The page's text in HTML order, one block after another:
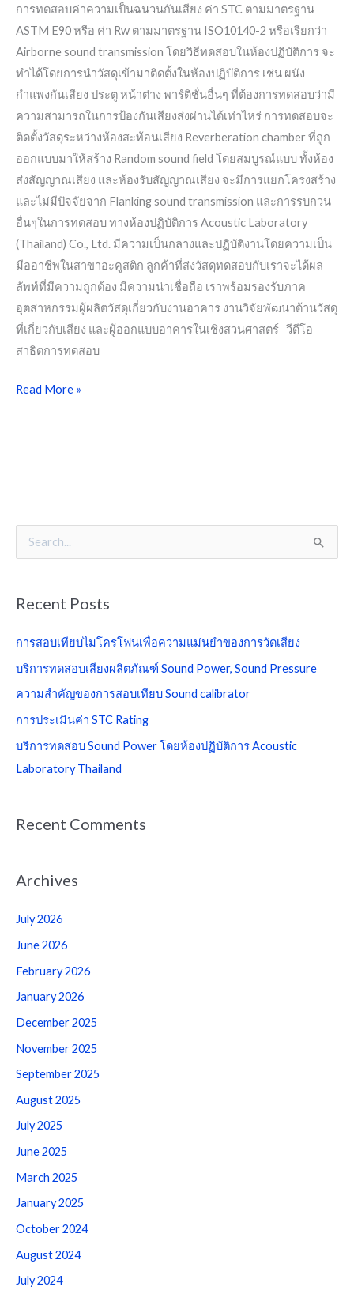
การทดสอบค่าความเป็นฉนวนกันเสียง ค่า STC ตามมาตรฐาน
ASTM E90 หรือ ค่า Rw ตามมาตรฐาน ISO10140-2 หรือเรียกว่า
Airborne sound transmission โดยวิธีทดสอบในห้องปฏิบัติการ จะ
ทำได้โดยการนำวัสดุเข้ามาติดตั้งในห้องปฏิบัติการ เช่น ผนัง
กำแพงกันเสียง ประตู หน้าต่าง พาร์ติชั่นอื่นๆ ที่ต้องการทดสอบว่ามี
ความสามารถในการป้องกันเสียงส่งผ่านได้เท่าไหร่ การทดสอบจะ
ติดตั้งวัสดุระหว่างห้องสะท้อนเสียง Reverberation chamber ที่ถูก
ออกแบบมาให้สร้าง Random sound field โดยสมบูรณ์แบบ ทั้งห้อง
ส่งสัญญาณเสียง และห้องรับสัญญาณเสียง จะมีการแยกโครงสร้าง
และไม่มีปัจจัยจาก Flanking sound transmission และการรบกวน
อื่นๆในการทดสอบ ทางห้องปฏิบัติการ Acoustic Laboratory
(Thailand) Co., Ltd. มีความเป็นกลางและปฏิบัติงานโดยความเป็น
มืออาชีพในสาขาอะคูสติก ลูกค้าที่ส่งวัสดุทดสอบกับเราจะได้ผล
ลัพท์ที่มีความถูกต้อง มีความน่าเชื่อถือ เราพร้อมรองรับภาค
อุตสาหกรรมผู้ผลิตวัสดุเกี่ยวกับงานอาคาร งานวิจัยพัฒนาด้านวัสดุ
ที่เกี่ยวกับเสียง และผู้ออกแบบอาคารในเชิงสวนศาสตร์ วีดีโอ
สาธิตการทดสอบ
Read More »
c
:
Recent Posts
การสอบเทียบไมโครโฟนเพื่อความแม่นยำของการวัดเสียง
บริการทดสอบเสียงผลิตภัณฑ์ Sound Power, Sound Pressure
ความสำคัญของการสอบเทียบ Sound calibrator
การประเมินค่า STC Rating
บริการทดสอบ Sound Power โดยห้องปฏิบัติการ Acoustic
Laboratory Thailand
Recent Comments
Archives
July 2026
June 2026
February 2026
January 2026
December 2025
November 2025
September 2025
August 2025
July 2025
June 2025
March 2025
January 2025
October 2024
August 2024
July 2024